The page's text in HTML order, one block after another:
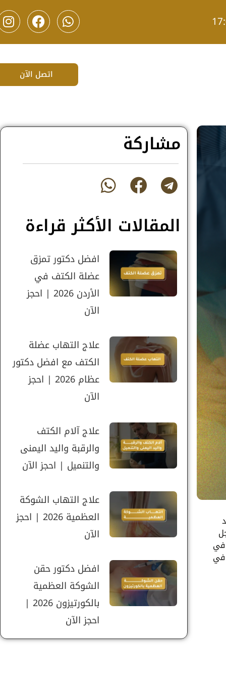
اتصل الآن
مشاركة
المقالات الأكثر قراءة
افضل دكتور تمزق
عضلة الكتف في
الأردن 2026 | احجز
الآن
علاج التهاب عضلة
الكتف مع افضل دكتور
عظام 2026 | احجز
الآن
علاج آلام الكتف
والرقبة واليد اليمنى
والتنميل | احجز الآن
علاج التهاب الشوكة
العظمية 2026 | احجز
الآن
افضل دكتور حقن
الشوكة العظمية
بالكورتيزون 2026 |
احجز الآن
في
في